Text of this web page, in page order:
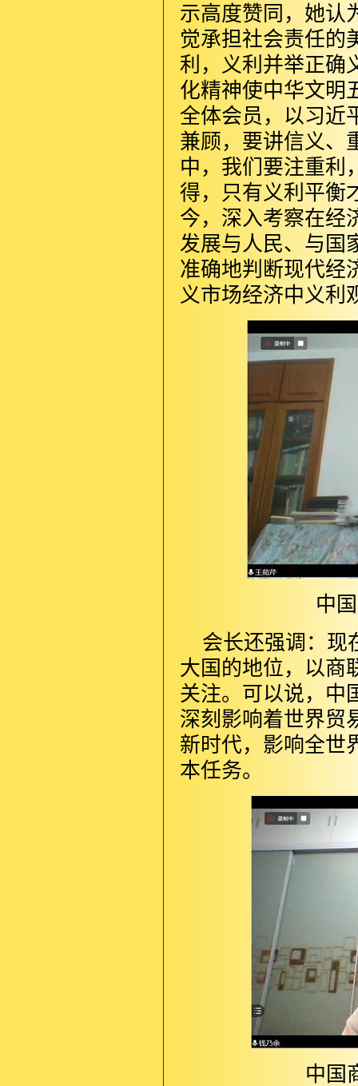
示高度赞同，她认
觉承担社会责任的
利，义利并举正确
化精神使中华文明
全体会员，以习近
兼顾，要讲信义、
中，我们要注重利
得，只有义利平衡
今，深入考察在经
发展与人民、与国
准确地判断现代经
义市场经济中义利
中
会长还强调：现
大国的地位，以商
关注。可以说，中
深刻影响着世界贸
新时代，影响全世
本任务。
中国